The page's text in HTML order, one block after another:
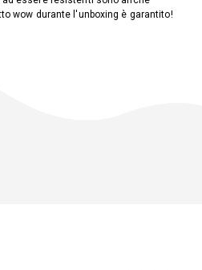
wow durante l'unboxing è garantito!